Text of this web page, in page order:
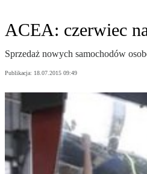
ACEA: czerwiec
Sprzedaż nowych samochodów
Publikacja: 18.07.2015 09:49